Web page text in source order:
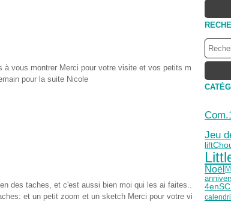
à vous montrer Merci pour votre visite et vos petits m
pour la suite Nicole
des taches, et c'est aussi bien moi qui les ai faites..
et un petit zoom et un sketch Merci pour votre vi
Jeu
lift
Noël